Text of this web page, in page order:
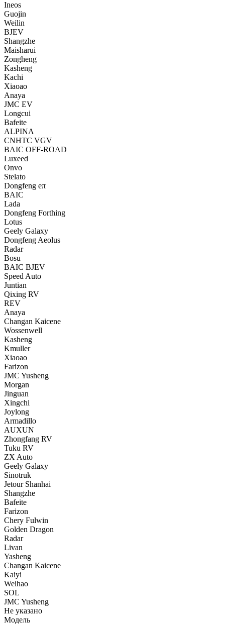
Ineos
Guojin
Weilin
BJEV
Shangzhe
Maisharui
Zongheng
Kasheng
Kachi
Xiaoao
Anaya
JMC EV
Longcui
Bafeite
ALPINA
CNHTC VGV
BAIC OFF-ROAD
Luxeed
Onvo
Stelato
Dongfeng eπ
BAIC
Lada
Dongfeng Forthing
Lotus
Geely Galaxy
Dongfeng Aeolus
Radar
Bosu
BAIC BJEV
Speed Auto
Juntian
Qixing RV
REV
Anaya
Changan Kaicene
Wossenwell
Kasheng
Kmuller
Xiaoao
Farizon
JMC Yusheng
Morgan
Jinguan
Xingchi
Joylong
Armadillo
AUXUN
Zhongfang RV
Tuku RV
ZX Auto
Geely Galaxy
Sinotruk
Jetour Shanhai
Shangzhe
Bafeite
Farizon
Chery Fulwin
Golden Dragon
Radar
Livan
Yasheng
Changan Kaicene
Kaiyi
Weihao
SOL
JMC Yusheng
Не указано
Модель